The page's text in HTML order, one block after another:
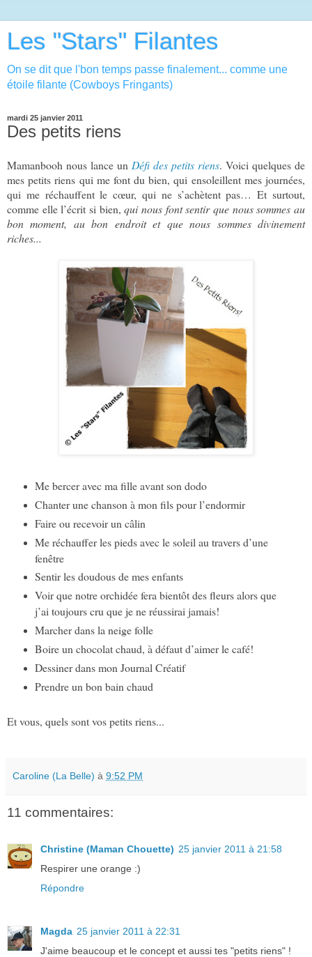
Les "Stars" Filantes
On se dit que l'bon temps passe finalement... comme une
étoile filante (Cowboys Fringants)
mardi 25 janvier 2011
Des petits riens
Mamanbooh nous lance un Défi des petits riens. Voici quelques de
mes petits riens qui me font du bien, qui ensoleillent mes journées,
qui me réchauffent le cœur, qui ne s’achètent pas… Et surtout,
comme elle l’écrit si bien,qui nous font sentir que nous sommes au
bon moment, au bon endroit et que nous sommes divinement
riches...
Me bercer avec ma fille avant son dodo
Chanter une chanson à mon fils pour l’endormir
Faire ou recevoir un câlin
Me réchauffer les pieds avec le soleil au travers d’une
fenêtre
Sentir les doudous de mes enfants
Voir que notre orchidée fera bientôt des fleurs alors que
j’ai toujours cru que je ne réussirai jamais!
Marcher dans la neige folle
Boire un chocolat chaud, à défaut d’aimer le café!
Dessiner dans mon Journal Créatif
Prendre un bon bain chaud
Et vous, quels sont vos petits riens...
Caroline (La Belle) à 9:52 PM
11 commentaires:
Christine (Maman Chouette) 25 janvier 2011 à 21:58
Respirer une orange :)
Répondre
Magda 25 janvier 2011 à 22:31
J'aime beaucoup et le concept et aussi tes "petits riens" !